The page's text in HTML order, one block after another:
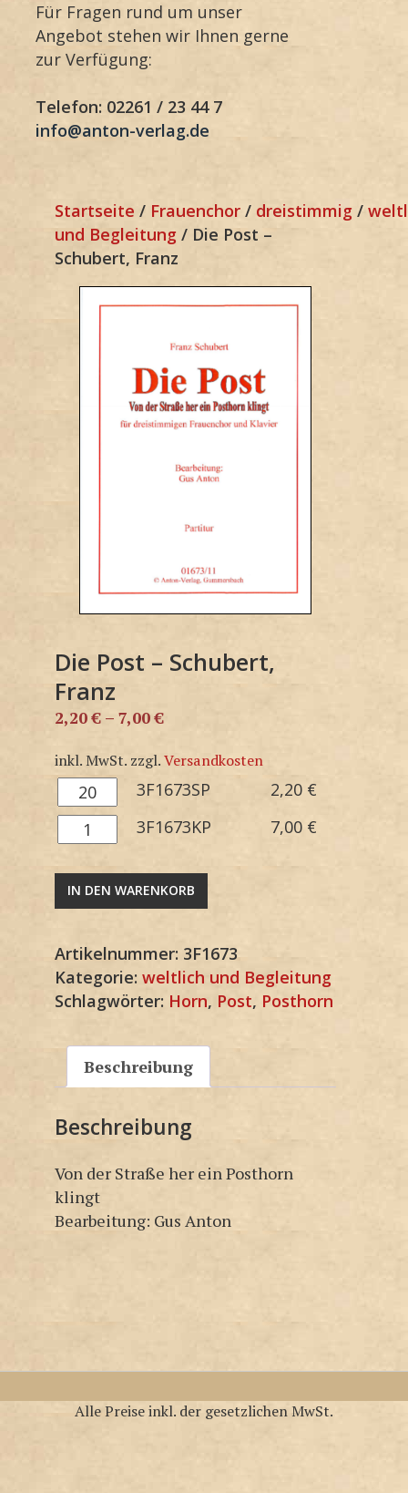
Für Fragen rund um unser
Angebot stehen wir Ihnen gerne
zur Verfügung:
Telefon: 02261 / 23 44 7
info@anton-verlag.de
Startseite / Frauenchor / dreistimmig /
und Begleitung / Die Post –
Schubert, Franz
Die Post – Schubert,
Franz
2,20€ – 7,00€
inkl. MwSt. zzgl.Versandkosten
3F1673SP
Menge
3F1673SP 2,20 €
3F1673KP
Menge
3F1673KP 7,00 €
IN DEN WARENKORB
Artikelnummer: 3F1673
Kategorie: weltlich und Begleitung
Schlagwörter: Horn, Post, Posthorn
Beschreibung
Beschreibung
Von der Straße her ein Posthorn
klingt
Bearbeitung: Gus Anton
Alle Preise inkl. der gesetzlichen MwSt.